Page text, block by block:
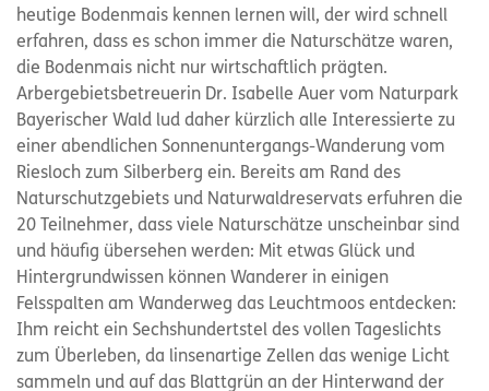
heutige Bodenmais kennen lernen will, der wird schnell
erfahren, dass es schon immer die Naturschätze waren,
die Bodenmais nicht nur wirtschaftlich prägten.
Arbergebietsbetreuerin Dr. Isabelle Auer vom Naturpark
Bayerischer Wald lud daher kürzlich alle Interessierte zu
einer abendlichen Sonnenuntergangs-Wanderung vom
Riesloch zum Silberberg ein. Bereits am Rand des
Naturschutzgebiets und Naturwaldreservats erfuhren die
20 Teilnehmer, dass viele Naturschätze unscheinbar sind
und häufig übersehen werden: Mit etwas Glück und
Hintergrundwissen können Wanderer in einigen
Felsspalten am Wanderweg das Leuchtmoos entdecken:
Ihm reicht ein Sechshundertstel des vollen Tageslichts
zum Überleben, da linsenartige Zellen das wenige Licht
sammeln und auf das Blattgrün an der Hinterwand der